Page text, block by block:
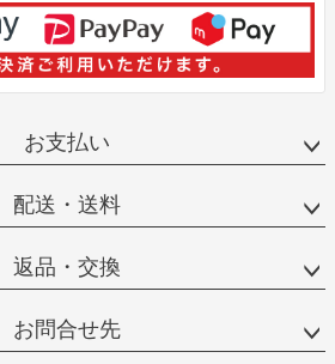
お支払い
配送・送料
返品・交換
お問合せ先